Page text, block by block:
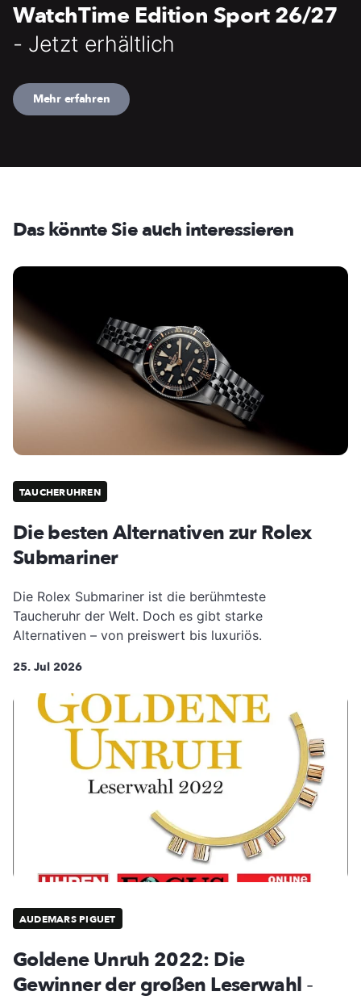
WatchTime Edition Sport 26/27
- Jetzt erhältlich
Mehr erfahren
Das könnte Sie auch interessieren
TAUCHERUHREN
Die besten Alternativen zur Rolex
Submariner
Die Rolex Submariner ist die berühmteste
Taucheruhr der Welt. Doch es gibt starke
Alternativen – von preiswert bis luxuriös.
25. Jul 2026
AUDEMARS PIGUET
Goldene Unruh 2022: Die
Gewinner der großen Leserwahl -